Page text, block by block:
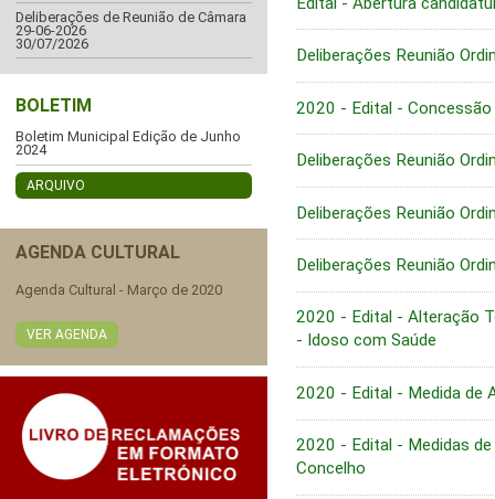
Deliberações de Reunião de Câmara
29-06-2026
30/07/2026
BOLETIM
Boletim Municipal Edição de Junho
2024
ARQUIVO
AGENDA CULTURAL
Agenda Cultural - Março de 2020
VER AGENDA
Deliberações Reunião
2020 - Edital -
Deliberações Reunião
Deliberações Reunião
Deliberações Reunião
2020 - Edital - Alteração
- Idoso com Saúde
2020 - Edital - Medida de
2020 - Edital - Medidas
Concelho